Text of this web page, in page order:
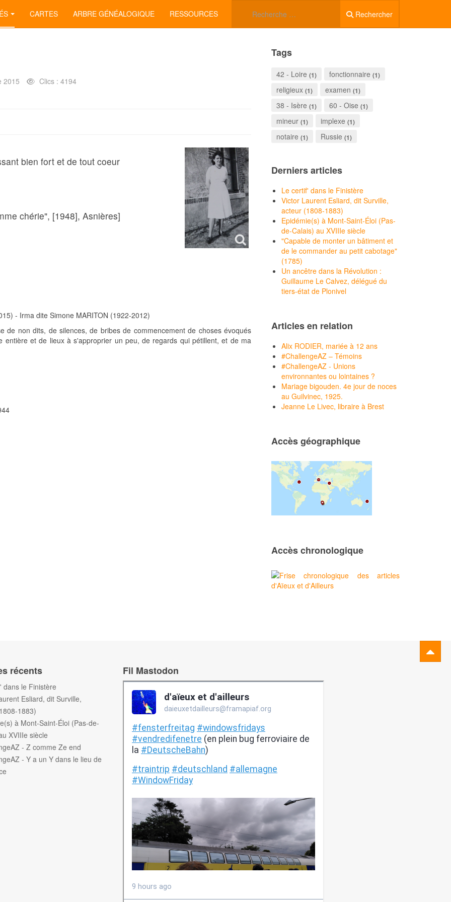
Rechercher
CARTES ARBRE GÉNÉALOGIQUE RESSOURCES
2015 Clics : 4194
bien fort et de tout coeur
chérie", [1948], Asnières]
- Irma dite Simone MARITON (1922-2012)
de non dits, de silences, de bribes de commencement de choses évoqués
entière et de lieux à s'approprier un peu, de regards qui pétillent, et de ma
décimée
Tags
42 - Loire (1) fonctionnaire (1)
religieux (1) examen (1)
38 - Isère (1) 60 - Oise (1)
mineur (1) implexe (1)
notaire (1) Russie (1)
Derniers articles
Le certif' dans le Finistère
Victor Laurent Esliard, dit Surville,
acteur (1808-1883)
Epidémie(s) à Mont-Saint-Éloi (Pas-
de-Calais) au XVIIIe siècle
"Capable de monter un bâtiment et
de le commander au petit cabotage"
(1785)
Un ancêtre dans la Révolution :
Guillaume Le Calvez, délégué du
tiers-état de Plonivel
Articles en relation
Alix RODIER, mariée à 12 ans
#ChallengeAZ – Témoins
#ChallengeAZ - Unions
environnantes ou lointaines ?
Mariage bigouden. 4e jour de noces
au Guilvinec, 1925.
Jeanne Le Livec, libraire à Brest
Accès géographique
Accès chronologique
récents
dans le Finistère
Esliard, dit Surville,
1883)
à Mont-Saint-Éloi (Pas-de-
XVIIIe siècle
- Z comme Ze end
- Y a un Y dans le lieu de
Fil Mastodon